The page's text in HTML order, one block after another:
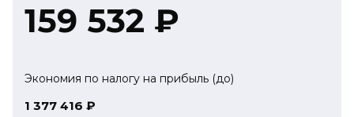
159 532 ₽
Экономия по налогу на прибыль (до)
1 377 416 ₽